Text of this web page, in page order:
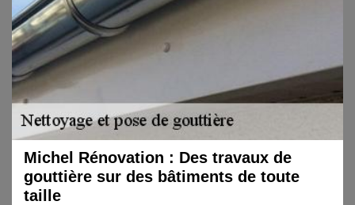
Michel Rénovation : Des travaux de
gouttière sur des bâtiments de toute
taille